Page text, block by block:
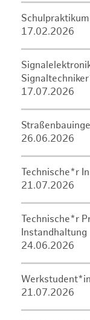
17.02.2026
17.07.2026
26.06.2026
Technische*r
21.07.2026
Technische*r
Instandhaltung
24.06.2026
21.07.2026